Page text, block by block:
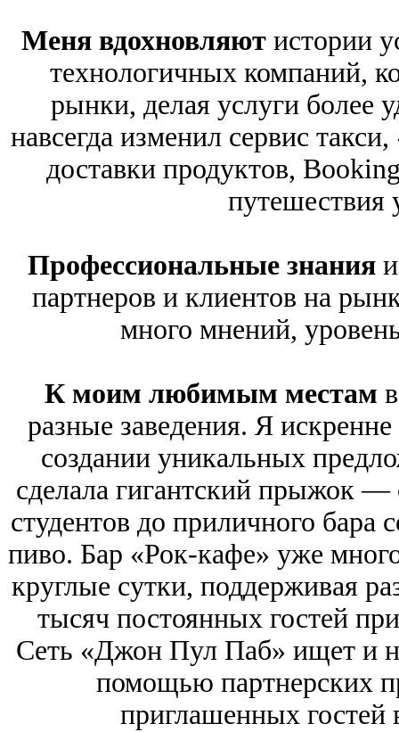
Меня вдохновляют истории
технологичных компаний,
рынки, делая услуги
навсегда изменил сервис
доставки продуктов,
путешествия
Профессиональные знанияи
партнеров и клиентов на
много мнений,
К моим любимым местам
разные заведения. Я
создании уникальных
сделала гигантский прыжок —
студентов до приличного
пиво. Бар «Рок-кафе» уже
круглые сутки, поддерживая
тысяч постоянных гостей
Сеть «Джон Пул Паб» ищет и
помощью партнерских
приглашенных гостей